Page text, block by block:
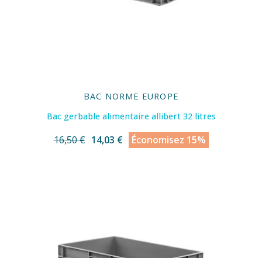
BAC NORME EUROPE
Bac gerbable alimentaire allibert 32 litres
16,50 € 14,03 € Économisez 15%